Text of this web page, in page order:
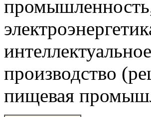
производство
пищевая